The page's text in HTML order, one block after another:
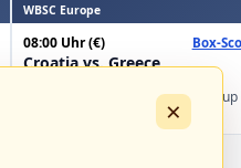
WBSC Europe
08:00 Uhr(€) Box-
Croatia vs. Greece
Championship B Pool 2026 - Group
×